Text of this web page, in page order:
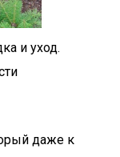
и уход.
даже к